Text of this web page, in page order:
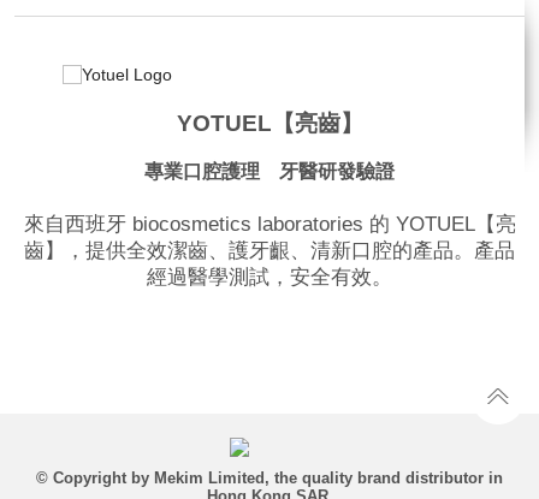
YOTUEL【亮齒】
專業口腔護理 牙醫研發驗證
來自西班牙 biocosmetics laboratories 的 YOTUEL【亮
齒】，提供全效潔齒、護牙齦、清新口腔的產品。產品
經過醫學測試，安全有效。
© Copyright by Mekim Limited, the quality brand distributor in